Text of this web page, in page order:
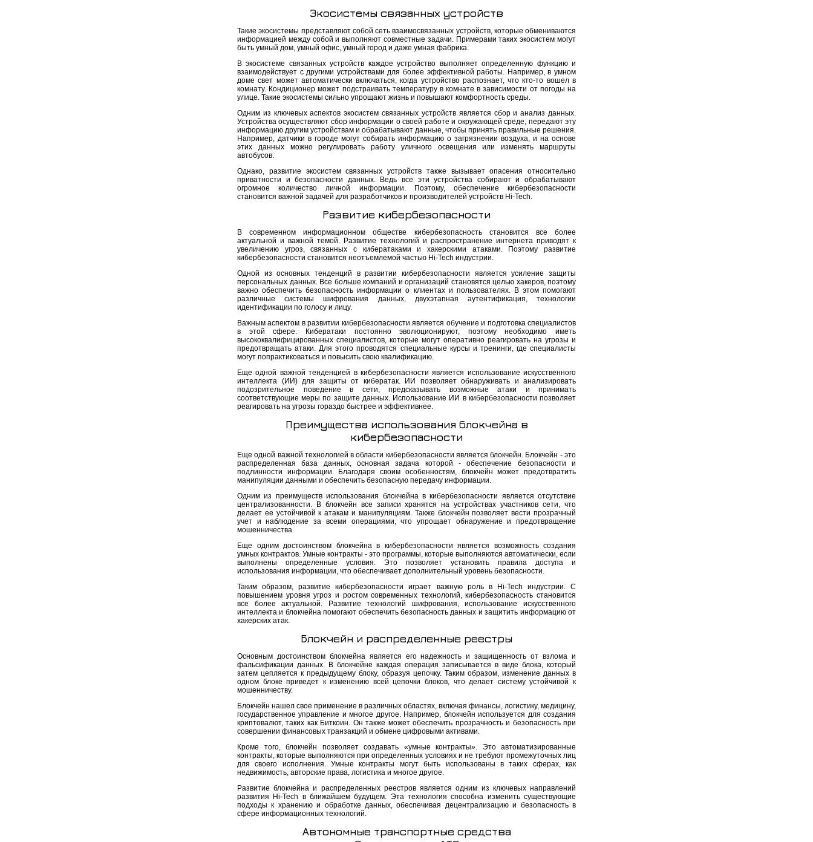
Экосистемы связанных устройств
Такие экосистемы представляют собой сеть взаимосвязанных устройств, которые обмениваются
информацией между собой и выполняют совместные задачи. Примерами таких экосистем могут
быть умный дом, умный офис, умный город и даже умная фабрика.
В экосистеме связанных устройств каждое устройство выполняет определенную функцию и
взаимодействует с другими устройствами для более эффективной работы. Например, в умном
доме свет может автоматически включаться, когда устройство распознает, что кто-то вошел в
комнату. Кондиционер может подстраивать температуру в комнате в зависимости от погоды на
улице. Такие экосистемы сильно упрощают жизнь и повышают комфортность среды.
Одним из ключевых аспектов экосистем связанных устройств является сбор и анализ данных.
Устройства осуществляют сбор информации о своей работе и окружающей среде, передают эту
информацию другим устройствам и обрабатывают данные, чтобы принять правильные решения.
Например, датчики в городе могут собирать информацию о загрязнении воздуха, и на основе
этих данных можно регулировать работу уличного освещения или изменять маршруты
автобусов.
Однако, развитие экосистем связанных устройств также вызывает опасения относительно
приватности и безопасности данных. Ведь все эти устройства собирают и обрабатывают
огромное количество личной информации. Поэтому, обеспечение кибербезопасности
становится важной задачей для разработчиков и производителей устройств Hi-Tech.
Развитие кибербезопасности
В современном информационном обществе кибербезопасность становится все более
актуальной и важной темой. Развитие технологий и распространение интернета приводят к
увеличению угроз, связанных с кибератаками и хакерскими атаками. Поэтому развитие
кибербезопасности становится неотъемлемой частью Hi-Tech индустрии.
Одной из основных тенденций в развитии кибербезопасности является усиление защиты
персональных данных. Все больше компаний и организаций становятся целью хакеров, поэтому
важно обеспечить безопасность информации о клиентах и пользователях. В этом помогают
различные системы шифрования данных, двухэтапная аутентификация, технологии
идентификации по голосу и лицу.
Важным аспектом в развитии кибербезопасности является обучение и подготовка специалистов
в этой сфере. Кибератаки постоянно эволюционируют, поэтому необходимо иметь
высококвалифицированных специалистов, которые могут оперативно реагировать на угрозы и
предотвращать атаки. Для этого проводятся специальные курсы и тренинги, где специалисты
могут попрактиковаться и повысить свою квалификацию.
Еще одной важной тенденцией в кибербезопасности является использование искусственного
интеллекта (ИИ) для защиты от кибератак. ИИ позволяет обнаруживать и анализировать
подозрительное поведение в сети, предсказывать возможные атаки и принимать
соответствующие меры по защите данных. Использование ИИ в кибербезопасности позволяет
реагировать на угрозы гораздо быстрее и эффективнее.
Преимущества использования блокчейна в
кибербезопасности
Еще одной важной технологией в области кибербезопасности является блокчейн. Блокчейн - это
распределенная база данных, основная задача которой - обеспечение безопасности и
подлинности информации. Благодаря своим особенностям, блокчейн может предотвратить
манипуляции данными и обеспечить безопасную передачу информации.
Одним из преимуществ использования блокчейна в кибербезопасности является отсутствие
централизованности. В блокчейн все записи хранятся на устройствах участников сети, что
делает ее устойчивой к атакам и манипуляциям. Также блокчейн позволяет вести прозрачный
учет и наблюдение за всеми операциями, что упрощает обнаружение и предотвращение
мошенничества.
Еще одним достоинством блокчейна в кибербезопасности является возможность создания
умных контрактов. Умные контракты - это программы, которые выполняются автоматически, если
выполнены определенные условия. Это позволяет установить правила доступа и
использования информации, что обеспечивает дополнительный уровень безопасности.
Таким образом, развитие кибербезопасности играет важную роль в Hi-Tech индустрии. С
повышением уровня угроз и ростом современных технологий, кибербезопасность становится
все более актуальной. Развитие технологий шифрования, использование искусственного
интеллекта и блокчейна помогают обеспечить безопасность данных и защитить информацию от
хакерских атак.
Блокчейн и распределенные реестры
Основным достоинством блокчейна является его надежность и защищенность от взлома и
фальсификации данных. В блокчейне каждая операция записывается в виде блока, который
затем цепляется к предыдущему блоку, образуя цепочку. Таким образом, изменение данных в
одном блоке приведет к изменению всей цепочки блоков, что делает систему устойчивой к
мошенничеству.
Блокчейн нашел свое применение в различных областях, включая финансы, логистику, медицину,
государственное управление и многое другое. Например, блокчейн используется для создания
криптовалют, таких как Биткоин. Он также может обеспечить прозрачность и безопасность при
совершении финансовых транзакций и обмене цифровыми активами.
Кроме того, блокчейн позволяет создавать «умные контракты». Это автоматизированные
контракты, которые выполняются при определенных условиях и не требуют промежуточных лиц
для своего исполнения. Умные контракты могут быть использованы в таких сферах, как
недвижимость, авторские права, логистика и многое другое.
Развитие блокчейна и распределенных реестров является одним из ключевых направлений
развития Hi-Tech в ближайшем будущем. Эта технология способна изменить существующие
подходы к хранению и обработке данных, обеспечивая децентрализацию и безопасность в
сфере информационных технологий.
Автономные транспортные средства